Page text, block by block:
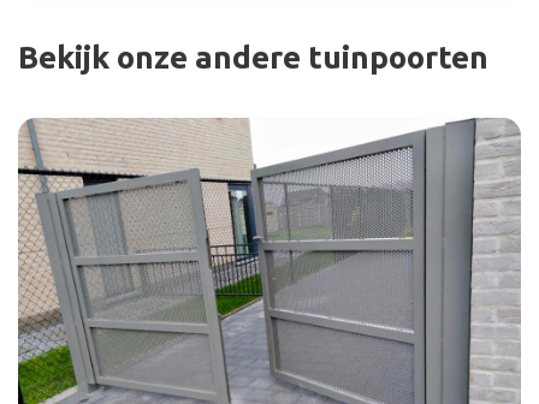
Bekijk onze andere tuinpoorten